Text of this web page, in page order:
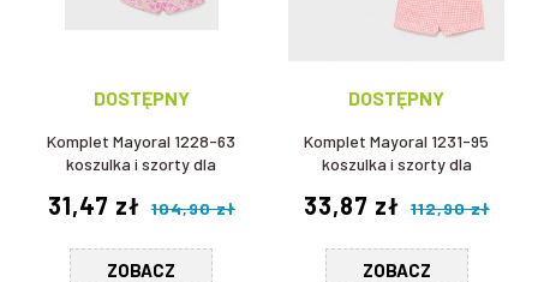
DOSTĘPNY
Komplet Mayoral 1228-63
koszulka i szorty dla
31,47 zł 104,90 zł
ZOBACZ
DOSTĘPNY
Komplet Mayoral 1231-95
koszulka i szorty dla
33,87 zł 112,90 zł
ZOBACZ